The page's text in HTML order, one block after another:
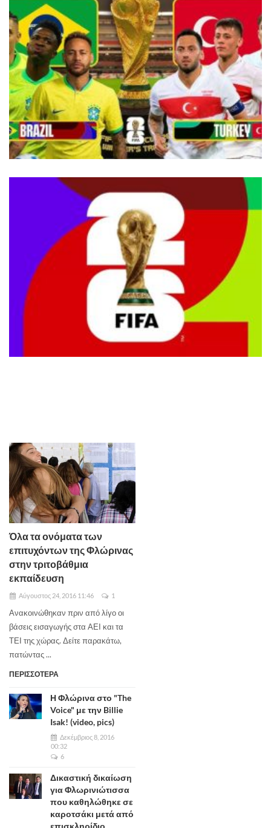
Όλα τα ονόματα των
επιτυχόντων της Φλώρινας
στην τριτοβάθμια
εκπαίδευση
Αύγουστος 24, 2016 11:46 1
Ανακοινώθηκαν πριν από λίγο οι
βάσεις εισαγωγής στα ΑΕΙ και τα
ΤΕΙ της χώρας. Δείτε παρακάτω,
πατώντας ...
ΠΕΡΙΣΣΟΤΕΡΑ
Η Φλώρινα στο "The
Voice" με την Billie
Isak! (video, pics)
Δεκέμβριος 8, 2016
00:32
6
Δικαστική δικαίωση
για Φλωρινιώτισσα
που καθηλώθηκε σε
καροτσάκι μετά από
επισκληρίδιο